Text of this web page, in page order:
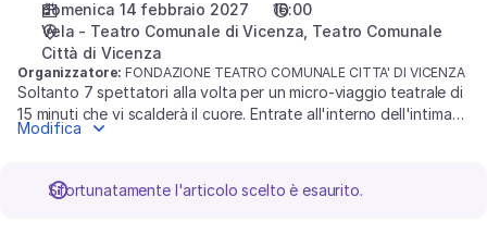
Vicenza
14.02.2027
16:00
OCEANOGRAFICA
domenica 14 febbraio 2027
16:00
Vela - Teatro Comunale di Vicenza Teatro Comunale
Città di Vicenza
Organizzatore:FONDAZIONE TEATRO COMUNALE CITTA' DI VICENZA
Soltanto 7 spettatori alla volta per un micro-viaggio teatrale di
15 minuti che vi scalderà il cuore. Entrate all'interno dell'intima
Roulotteatro per vivere una delicata storia d'amore tra mare,
incredibilmente suggestiva.
Modifica
Sfortunatamente l'articolo scelto è esaurito.